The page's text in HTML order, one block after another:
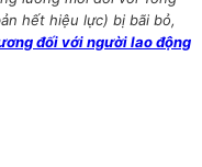
hết hiệu lực) bị bãi bỏ,
đối với người lao động